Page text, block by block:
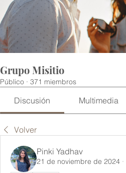
Grupo Misitio
Público · 371 miembros
Discusión Multimedia
Volver
Pinki Yadhav
21 de noviembre de 2024 ·